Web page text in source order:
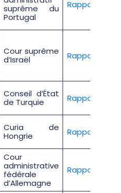
suprême du
Portugal
Rapport
Cour suprême
d’Israël
Rapport
Conseil d’État
de Turquie
Rapport
Curia de
Hongrie
Rapport
Cour
administrative
fédérale
d’Allemagne
Rapport